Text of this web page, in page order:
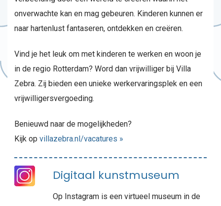
onverwachte kan en mag gebeuren. Kinderen kunnen er
naar hartenlust fantaseren, ontdekken en creëren.
Vind je het leuk om met kinderen te werken en woon je
in de regio Rotterdam? Word dan vrijwilliger bij Villa
Zebra. Zij bieden een unieke werkervaringsplek en een
vrijwilligersvergoeding.
Benieuwd naar de mogelijkheden?
Kijk op villazebra.nl/vacatures »
Digitaal kunstmuseum
Op Instagram is een virtueel museum in de